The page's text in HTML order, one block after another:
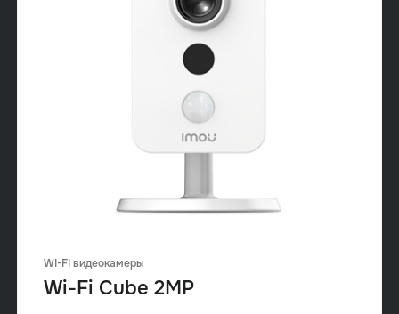
WI-FI видеокамеры
Wi-Fi Cube 2MP